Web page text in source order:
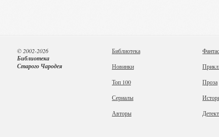
Библиотека
Новинки
Топ 100
Сериалы
Авторы
Проза
© 2002-2026
Библиотека
Старого Чародея